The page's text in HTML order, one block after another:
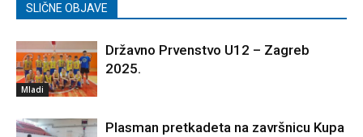
SLIČNE OBJAVE
Mladi
Državno Prvenstvo U12 – Zagreb
2025.
Plasman pretkadeta na završnicu Kupa